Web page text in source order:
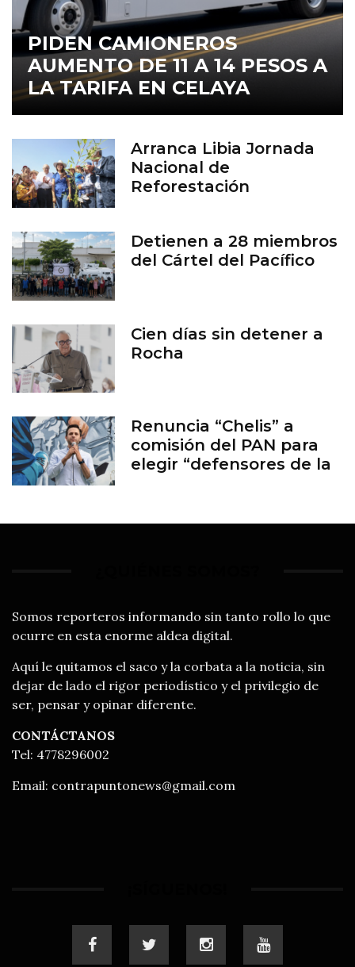
PIDEN CAMIONEROS
AUMENTO DE 11 A 14 PESOS A
LA TARIFA EN CELAYA
Arranca Libia Jornada
Nacional de
Reforestación
Detienen a 28 miembros
del Cártel del Pacífico
Cien días sin detener a
Rocha
Renuncia “Chelis” a
comisión del PAN para
elegir “defensores de la
Somos reporteros informando sin tanto rollo lo que
ocurre en esta enorme aldea digital.
Aquí le quitamos el saco y la corbata a la noticia, sin
dejar de lado el rigor periodístico y el privilegio de
ser, pensar y opinar diferente.
CONTÁCTANOS
Tel: 4778296002
Email: contrapuntonews@gmail.com